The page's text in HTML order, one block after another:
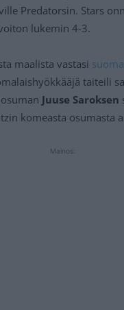
Predatorsin. Stars
lukemin 4-3.
maalista vastasi
taiteili
Juuse Saroksen
komeasta osumasta
Mainos: